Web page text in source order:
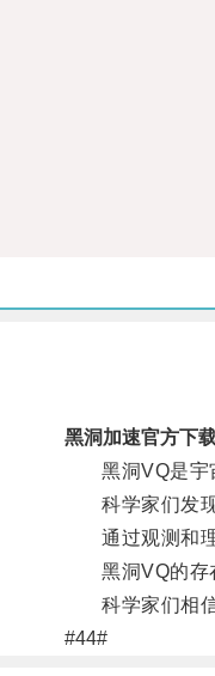
黑洞加速官方下
黑洞VQ是宇宙
科学家们发现
通过观测和理
黑洞VQ的存在
科学家们相信
#44#